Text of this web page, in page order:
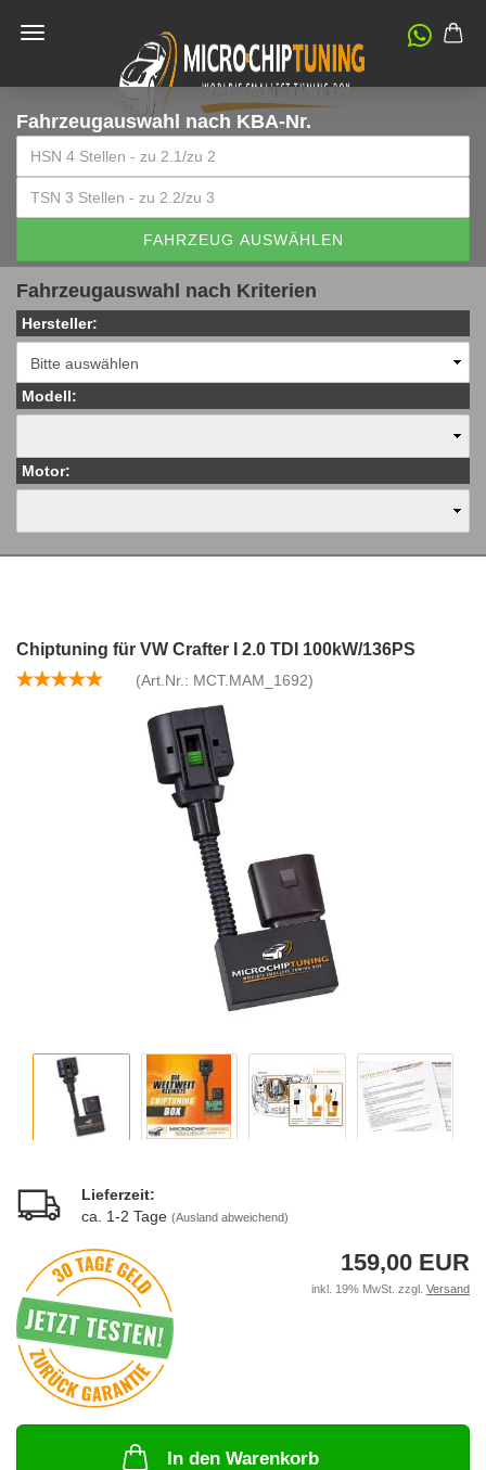
Fahrzeugauswahl nach KBA-Nr.
FAHRZEUG AUSWÄHLEN
Fahrzeugauswahl nach Kriterien
Hersteller:
Modell:
Motor:
Chiptuning für VW Crafter I 2.0 TDI 100kW/136PS
(Art.Nr.: MCT.MAM_1692)
Lieferzeit:
ca. 1-2 Tage (Ausland abweichend)
159,00 EUR
inkl. 19% MwSt. zzgl. Versand
In den Warenkorb